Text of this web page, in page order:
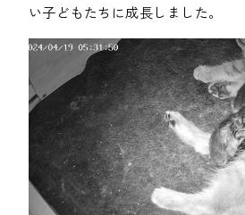
い子どもたちに成長しました。